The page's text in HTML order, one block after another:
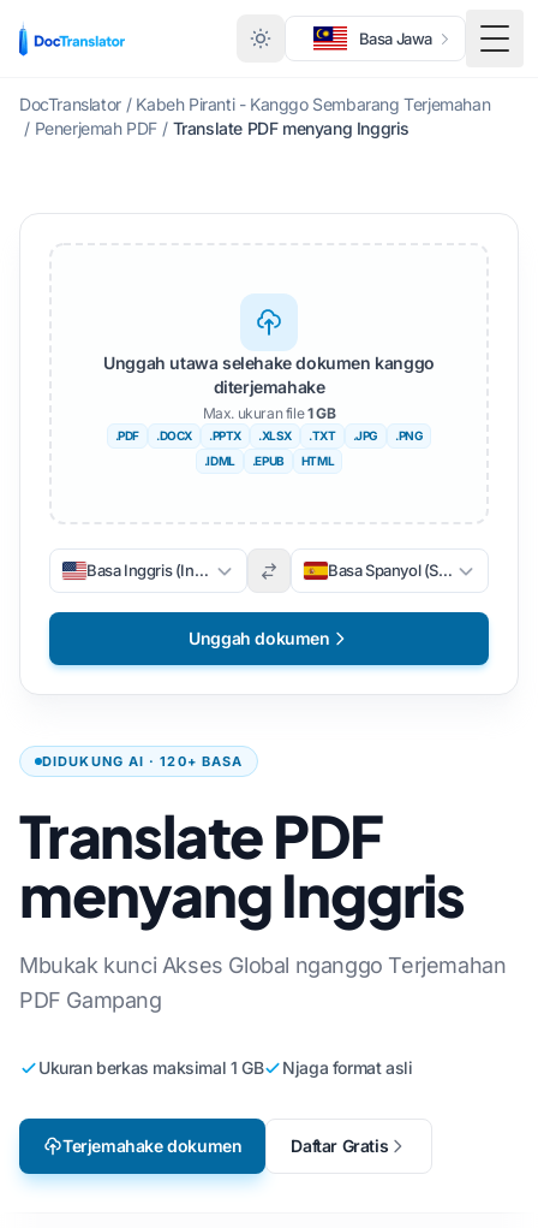
Basa Jawa
DocTranslator / Kabeh Piranti - Kanggo Sembarang Terjemahan
/ Penerjemah PDF / Translate PDF menyang Inggris
DIDUKUNG AI · 120+ BASA
Translate PDF
menyang Inggris
Mbukak kunci Akses Global nganggo Terjemahan
PDF Gampang
Ukuran berkas maksimal 1 GB Njaga format asli
Terjemahake dokumen Daftar Gratis
Unggah utawa selehake dokumen kanggo
diterjemahake
Max. ukuran file1 GB
.PDF .DOCX .PPTX .XLSX .TXT .JPG
.PNG
.IDML
.EPUB HTML
Basa Inggris (Inggris) Basa Spanyol (Spanyol)
Unggah dokumen